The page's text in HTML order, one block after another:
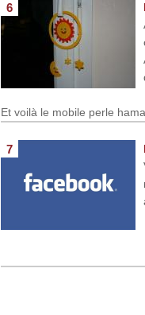
6
Et voilà le mobile perle
7